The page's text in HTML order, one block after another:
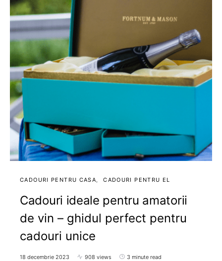
CADOURI PENTRU CASA CADOURI PENTRU EL
Cadouri ideale pentru amatorii
de vin – ghidul perfect pentru
cadouri unice
18 decembrie 2023 908 views 3 minute read